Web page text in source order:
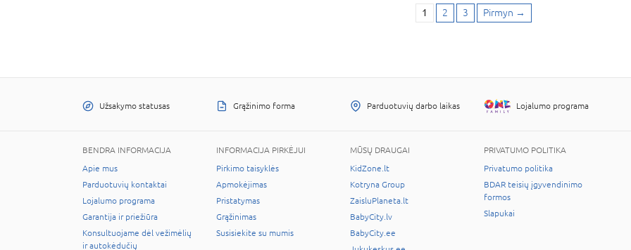
1 2 3 Pirmyn →
Užsakymo statusas Grąžinimo forma Parduotuvių darbo laikas Lojalumo programa
BENDRA INFORMACIJA
Apie mus
Parduotuvių kontaktai
Lojalumo programa
Garantija ir priežiūra
Konsultuojame dėl vežimėlių
ir autokėdučių
INFORMACIJA PIRKĖJUI
Pirkimo taisyklės
Apmokėjimas
Pristatymas
Grąžinimas
Susisiekite su mumis
MŪSŲ DRAUGAI
KidZone.lt
Kotryna Group
ZaisluPlaneta.lt
BabyCity.lv
BabyCity.ee
PRIVATUMO POLITIKA
Privatumo politika
BDAR teisių įgyvendinimo
formos
Slapukai